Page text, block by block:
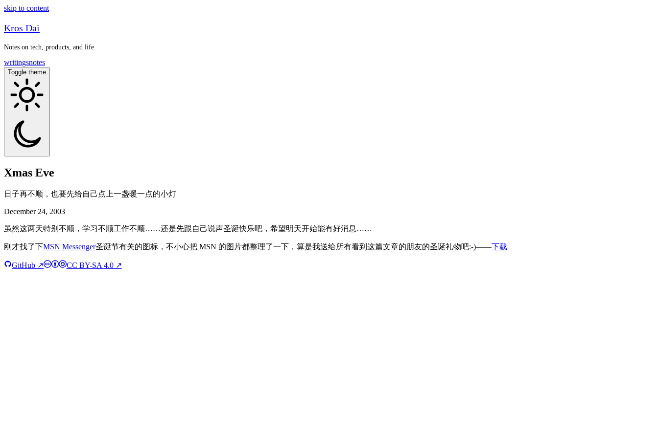
skip to content
Kros Dai
Notes on tech, products, and life.
writingsnotes
Toggle theme
Xmas Eve
日子再不顺，也要先给自己点上一盏暖一点的小灯
December 24, 2003
虽然这两天特别不顺，学习不顺工作不顺……还是先跟自己说声圣诞快乐吧，希望明天开始能有好消息……
刚才找了下MSN Messenger圣诞节有关的图标，不小心把 MSN 的图片都整理了一下，算是我送给所有看到这篇文章的朋友的圣诞礼物吧:-)——下载
GitHub ↗ CC BY-SA 4.0 ↗